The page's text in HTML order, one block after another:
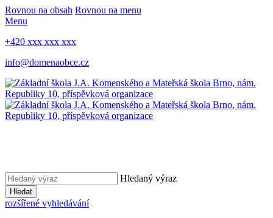
Rovnou na obsah Rovnou na menu
Menu
+420 xxx xxx xxx
info@domenaobce.cz
Hledaný výraz
Hledat
rozšířené vyhledávání